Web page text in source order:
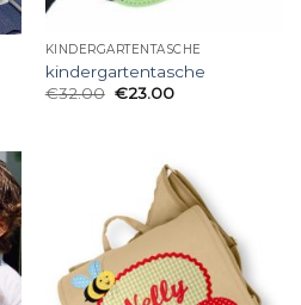
KINDERGARTENTASCHE
kindergartentasche
€32.00 €23.00